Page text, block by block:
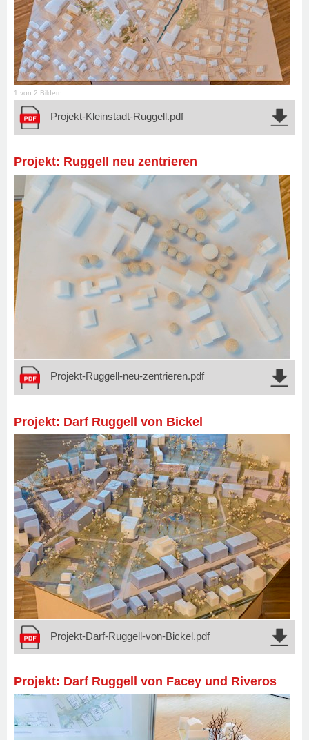
1 von 2 Bildern
Projekt-Kleinstadt-Ruggell.pdf
Projekt: Ruggell neu zentrieren
Projekt-Ruggell-neu-zentrieren.pdf
Projekt: Darf Ruggell von Bickel
Projekt-Darf-Ruggell-von-Bickel.pdf
Projekt: Darf Ruggell von Facey und Riveros